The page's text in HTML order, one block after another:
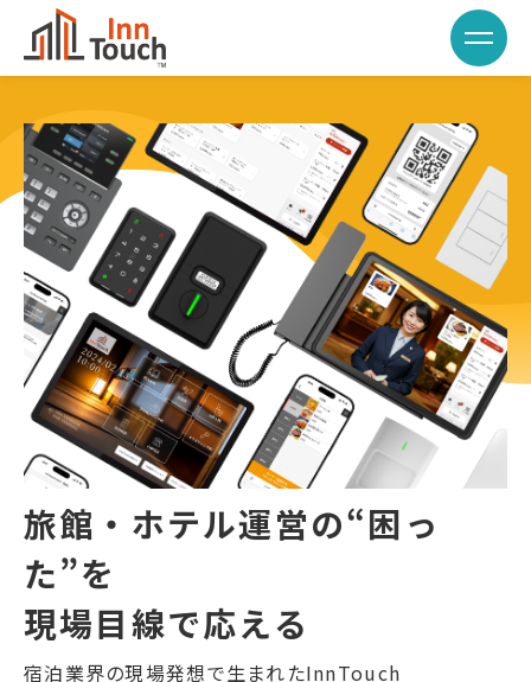
旅館・ホテル運営の“困っ
た”を
現場目線で応える
宿泊業界の現場発想で生まれたInnTouch